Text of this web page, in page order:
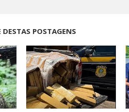
POSTAGENS